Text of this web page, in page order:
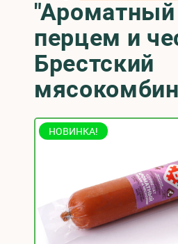
"Ароматный
перцем и
Брестский
НОВИНКА!